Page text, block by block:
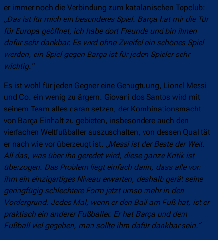
er immer noch die Verbindung zum katalanischen Topclub:
„Das ist für mich ein besonderes Spiel. Barça hat mir die Tür
für Europa geöffnet, ich habe dort Freunde und bin ihnen
dafür sehr dankbar. Es wird ohne Zweifel ein schönes Spiel
werden, ein Spiel gegen Barça ist für jeden Spieler sehr
wichtig.“
Es ist wohl für jeden Gegner eine Genugtuung, Lionel Messi
und Co. ein wenig zu ärgern. Giovani dos Santos wird mit
seinem Team alles daran setzen, der Kombinationsmacht
von Barça Einhalt zu gebieten, insbesondere auch den
vierfachen Weltfußballer auszuschalten, von dessen Qualität
er nach wie vor überzeugt ist. „Messi ist der Beste der Welt.
All das, was über ihn geredet wird, diese ganze Kritik ist
überzogen. Das Problem liegt einfach darin, dass alle von
ihm ein einzigartiges Niveau erwarten, deshalb gerät seine
geringfügig schlechtere Form jetzt umso mehr in den
Vordergrund. Jedes Mal, wenn er den Ball am Fuß hat, ist er
praktisch ein anderer Fußballer. Er hat Barça und dem
Fußball viel gegeben, man sollte ihm dafür dankbar sein.“